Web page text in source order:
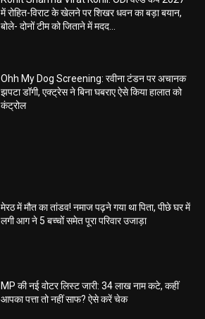
में रोहित-विराट के खेलने पर शिखर धवन का बड़ा बयान,
बोले- दोनों टीम को जिताने में मदद...
Ohh My Dog Screening: रवीना टंडन पर अचानक
झपटा डॉगी, एक्ट्रेस ने बिना घबराए ऐसे किया हालात को
कंट्रोल
मेरठ में मौत का तांडव! नमाज पढ़ने गया था पिता, पीछे घर में
लगी आग ने 5 बच्चों समेत पूरा परिवार उजाड़ा
MP की नई वोटर लिस्ट जारी: 34 लाख नाम कटे, कहीं
आपका पत्ता तो नहीं साफ? ऐसे करें चेक